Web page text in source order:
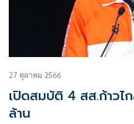
27 ตุลาคม 2566
เปิดสมบัติ 4 สส.ก้าว
ล้าน